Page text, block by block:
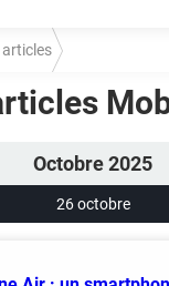
articles
Octobre 2025
26 octobre